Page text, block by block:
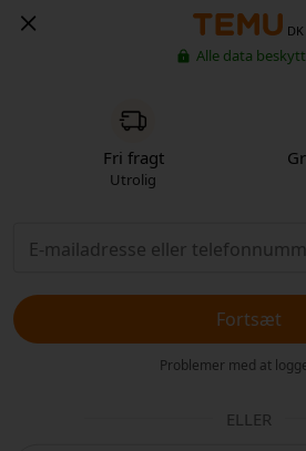
DK
Alle data
Fri fragt
Utrolig
Fortsæt
Problemer med at
ELLER